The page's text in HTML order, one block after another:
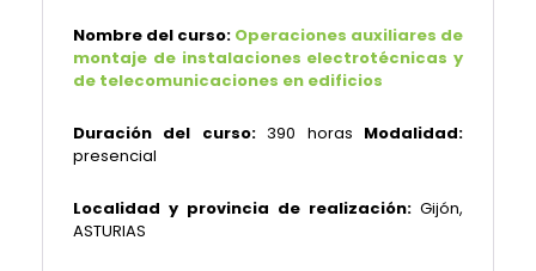
Nombre del curso: Operaciones auxiliares de
montaje de instalaciones electrotécnicas y
de telecomunicaciones en edificios
Duración del curso:390 horas Modalidad:
presencial
Localidad y provincia de realización: Gijón,
ASTURIAS